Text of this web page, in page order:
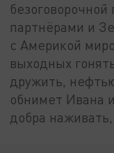
партнёрами и
с Америкой
выходных
дружить,
обнимет Ивана
добра